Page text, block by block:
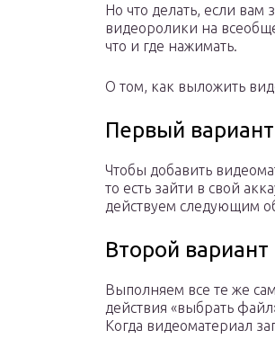
Но что делать, если вам
видеоролики на
что и где нажимать.
О том, как выложить
Первый вариант
Чтобы добавить
то есть зайти в свой
действуем следующим
Второй вариант
Выполняем все те же
действия «выбрать
Когда видеоматериал